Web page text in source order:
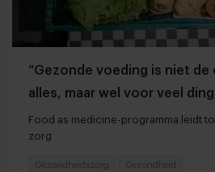
“Gezonde voeding is niet
alles, maar wel voor veel
Food as medicine-programma leidt
zorg
Gezondheidszorg Gezondheid